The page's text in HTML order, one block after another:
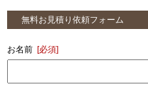
無料お見積り依頼フォーム
お名前 [必須]